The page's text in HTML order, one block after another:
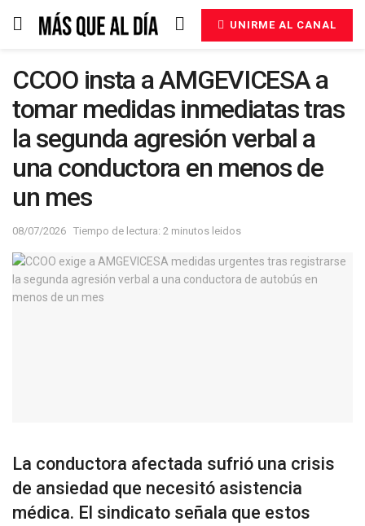
UNIRME AL CANAL
CCOO insta a AMGEVICESA a
tomar medidas inmediatas tras
la segunda agresión verbal a
una conductora en menos de
un mes
08/07/2026 Tiempo de lectura: 2 minutos leidos
La conductora afectada sufrió una crisis
de ansiedad que necesitó asistencia
médica. El sindicato señala que estos